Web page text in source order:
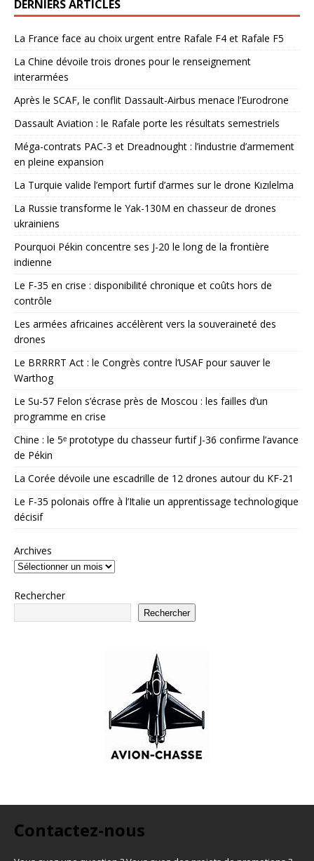
DERNIERS ARTICLES
La France face au choix urgent entre Rafale F4 et Rafale F5
La Chine dévoile trois drones pour le renseignement
interarmées
Après le SCAF, le conflit Dassault-Airbus menace l’Eurodrone
Dassault Aviation : le Rafale porte les résultats semestriels
Méga-contrats PAC-3 et Dreadnought : l’industrie d’armement
en pleine expansion
La Turquie valide l’emport furtif d’armes sur le drone Kızılelma
La Russie transforme le Yak-130M en chasseur de drones
ukrainiens
Pourquoi Pékin concentre ses J-20 le long de la frontière
indienne
Le F-35 en crise : disponibilité chronique et coûts hors de
contrôle
Les armées africaines accélèrent vers la souveraineté des
drones
Le BRRRRT Act : le Congrès contre l’USAF pour sauver le
Warthog
Le Su-57 Felon s’écrase près de Moscou : les failles d’un
programme en crise
Chine : le 5ᵉ prototype du chasseur furtif J-36 confirme l’avance
de Pékin
La Corée dévoile une escadrille de 12 drones autour du KF-21
Le F-35 polonais offre à l’Italie un apprentissage technologique
décisif
Archives
Rechercher
Rechercher
Contactez-nous